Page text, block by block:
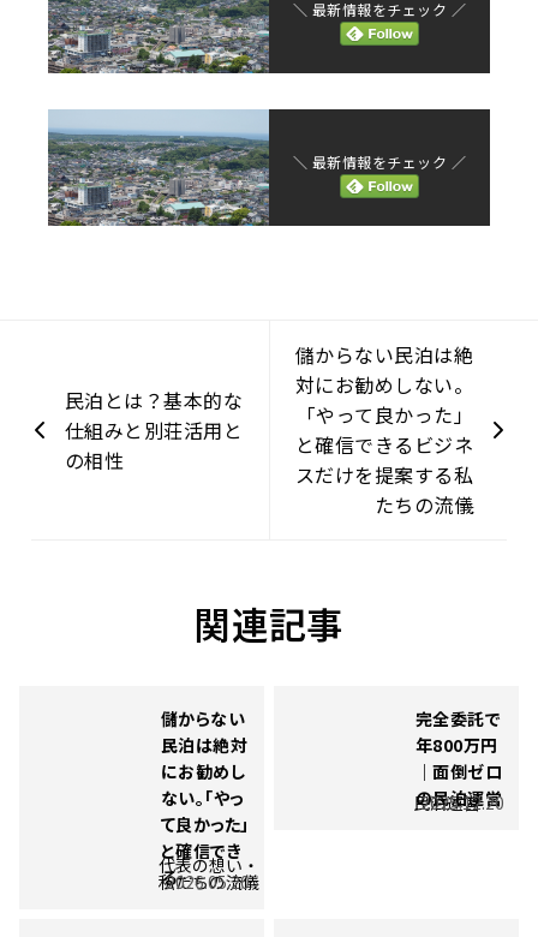
＼ 最新情報をチェック ／
＼ 最新情報をチェック ／
民泊とは？基本的な
仕組みと別荘活用と
の相性
儲からない民泊は絶
対にお勧めしない。
「やって良かった」
と確信できるビジネ
スだけを提案する私
たちの流儀
関連記事
儲からない
民泊は絶対
にお勧めし
ない。「やっ
て良かった」
と確信でき
る…
代表の想い・
私たちの流儀
2026.05.20
完全委託で
年800万円
｜面倒ゼロ
の民泊運営
民泊運営
2025.12.20